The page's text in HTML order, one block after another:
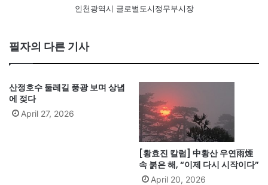
인천광역시 글로벌도시정무부시장
필자의 다른 기사
산정호수 둘레길 풍광 보며 상념
에 젖다
April 27, 2026
[황효진 칼럼] 中황산 우연雨煙
속 붉은 해, “이제 다시 시작이다”
April 20, 2026